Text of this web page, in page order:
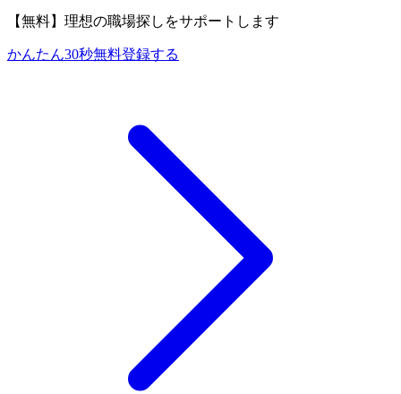
【無料】理想の職場探しをサポートします
かんたん30秒無料登録する